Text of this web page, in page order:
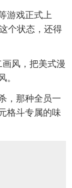
游戏正式上
个状态，还得
风，把美式漫
。
那种全员一
格斗专属的味